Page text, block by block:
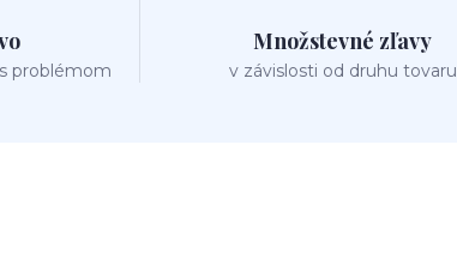
problémom
Množstevné zľavy
v závislosti od druhu tovaru